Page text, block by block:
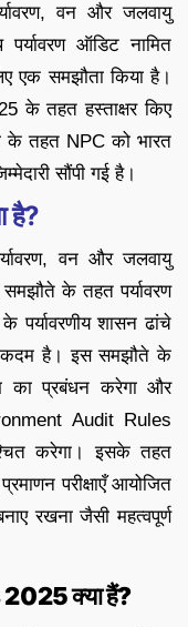
वन और जलवायु
ऑडिट नामित
एक समझौता किया है।
के तहत हस्ताक्षर किए
के तहत NPC को भारत
सौंपी गई है।
है?
वन और जलवायु
के तहत पर्यावरण
पर्यावरणीय शासन ढांचे
कदम है। इस समझौते के
का प्रबंधन करेगा और
Audit Rules
करेगा। इसके तहत
परीक्षाएँ आयोजित
रखना जैसी महत्वपूर्ण
क्या हैं?